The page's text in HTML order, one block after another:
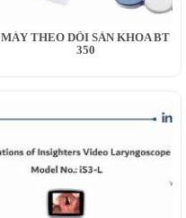
MÁY THEO DÕI SẢN KHOA BT
350